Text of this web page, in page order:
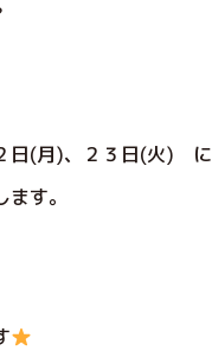
日(月)、２３日(火) に
す。